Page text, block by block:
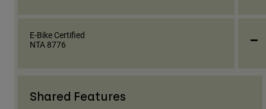
E-Bike Certified
NTA 8776
_
Shared Features